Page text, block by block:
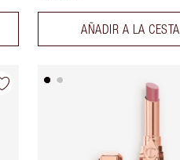
AÑADIR A LA CESTA